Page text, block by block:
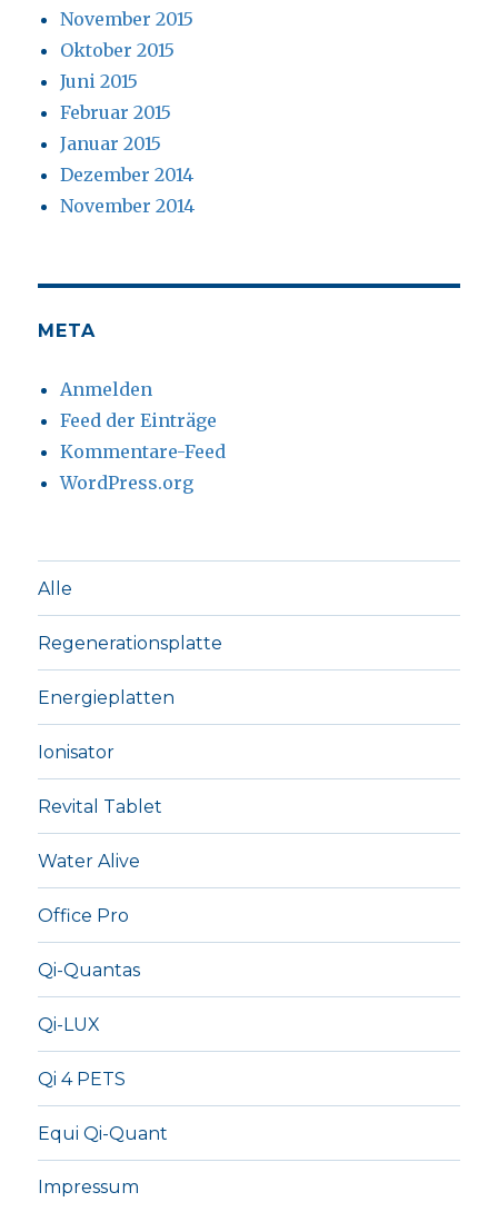
November 2015
Oktober 2015
Juni 2015
Februar 2015
Januar 2015
Dezember 2014
November 2014
META
Anmelden
Feed der Einträge
Kommentare-Feed
WordPress.org
Alle
Regenerationsplatte
Energieplatten
Ionisator
Revital Tablet
Water Alive
Office Pro
Qi-Quantas
Qi-LUX
Qi 4 PETS
Equi Qi-Quant
Impressum